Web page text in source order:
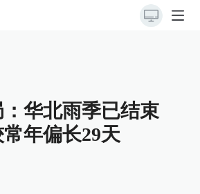
华北雨季已结束
年偏长29天